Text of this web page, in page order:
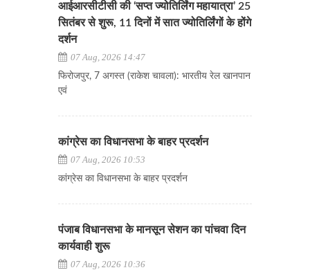
आईआरसीटीसी की ‘सप्त ज्योतिर्लिंग महायात्रा’ 25
सितंबर से शुरू, 11 दिनों में सात ज्योतिर्लिंगों के होंगे
दर्शन
07 Aug, 2026 14:47
फिरोजपुर, 7 अगस्त (राकेश चावला): भारतीय रेल खानपान
एवं
कांग्रेस का विधानसभा के बाहर प्रदर्शन
07 Aug, 2026 10:53
कांग्रेस का विधानसभा के बाहर प्रदर्शन
पंजाब विधानसभा के मानसून सेशन का पांचवा दिन
कार्यवाही शुरू
07 Aug, 2026 10:36